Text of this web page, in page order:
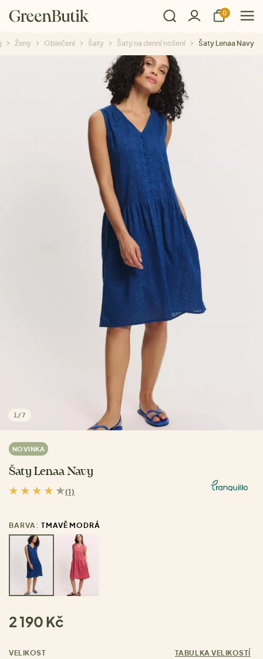
0
Ženy Oblečení Šaty Šaty na denní nošení Šaty Lenaa Navy
1 /7
NOVINKA
Šaty Lenaa Navy
(1)
BARVA: TMAVĚ MODRÁ
2 190 Kč
VELIKOST TABULKA VELIKOSTÍ